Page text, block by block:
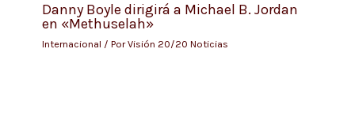
Danny Boyle dirigirá a Michael B. Jordan
en «Methuselah»
Internacional / PorVisión 20/20 Noticias